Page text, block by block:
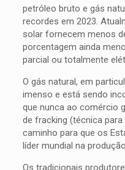
petróleo bruto e gás
recordes em 2023.
solar fornecem menos
porcentagem ainda
parcial ou totalmente
O gás natural, em
imenso e está sendo
que nunca ao comércio
de fracking (técnica
caminho para que os
líder mundial na
Os tradicionais